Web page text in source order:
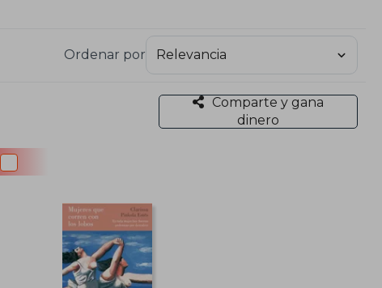
Ordenar por
Comparte y gana
dinero